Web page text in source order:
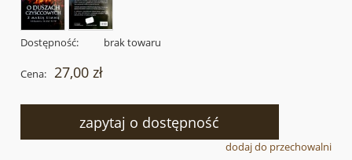
Dostępność: brak towaru
Cena: 27,00 zł
zapytaj o dostępność
dodaj do przechowalni